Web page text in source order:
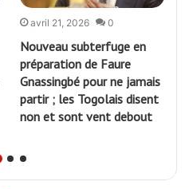
avril 21, 2026 0
Nouveau subterfuge en
préparation de Faure
Gnassingbé pour ne jamais
partir ; les Togolais disent
non et sont vent debout